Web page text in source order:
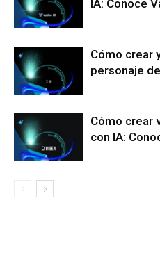
IA: Conoce
Cómo crear
personaje
Cómo crear
con IA: